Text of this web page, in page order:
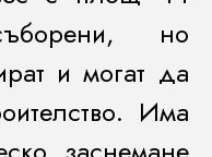
но
и могат да
Има